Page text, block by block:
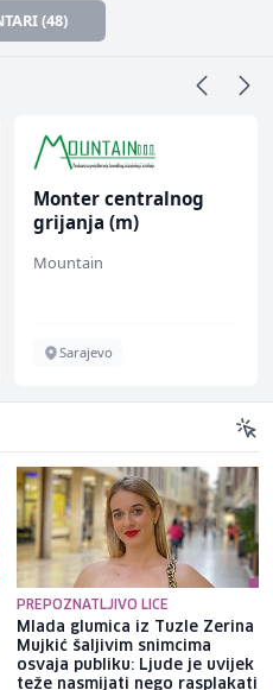
(48)
Prodavač u školskoj
kantini (ž)
Slatko i Slano
Više lokacija
PREPOZNATLJIVO LICE
Mlada glumica iz Tuzle Zerina
Mujkić šaljivim snimcima
osvaja publiku: Ljude je uvijek
teže nasmijati nego rasplakati